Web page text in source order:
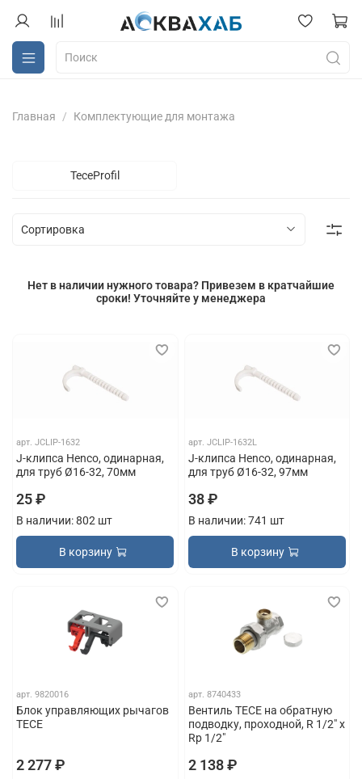
Главная Комплектующие для монтажа
TeceProfil
Нет в наличии нужного товара? Привезем в кратчайшие
сроки! Уточняйте у менеджера
арт.JCLIP-1632
J-клипса Henco, одинарная,
для труб Ø16-32, 70мм
25 ₽
В наличии: 802 шт
В корзину
арт. JCLIP-1632L
J-клипса Henco, одинарная,
для труб Ø16-32, 97мм
38 ₽
В наличии: 741 шт
В корзину
арт.9820016
Блок управляющих рычагов
TECE
2 277 ₽
арт. 8740433
Вентиль TECE на обратную
подводку, проходной, R 1/2" x
Rp 1/2"
2 138 ₽